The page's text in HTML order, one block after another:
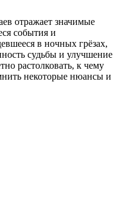
отражает значимые
события и
в ночных грёзах,
судьбы и улучшение
растолковать, к чему
некоторые нюансы и